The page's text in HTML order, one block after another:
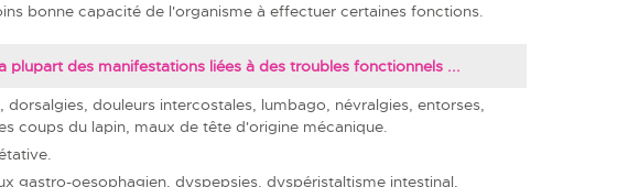
bonne capacité de l'organisme à effectuer certaines fonctions.
des manifestations liées à des troubles fonctionnels ...
douleurs intercostales, lumbago, névralgies, entorses,
coups du lapin, maux de tête d'origine mécanique.
gastro-oesophagien, dyspepsies, dyspéristaltisme intestinal,